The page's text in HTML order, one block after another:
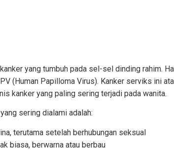
yang tumbuh pada sel-sel dinding rahim.
(Human Papilloma Virus). Kanker serviks ini
kanker yang paling sering terjadi pada wanita.
yang sering dialami adalah:
terutama setelah berhubungan seksual
biasa, berwarna atau berbau